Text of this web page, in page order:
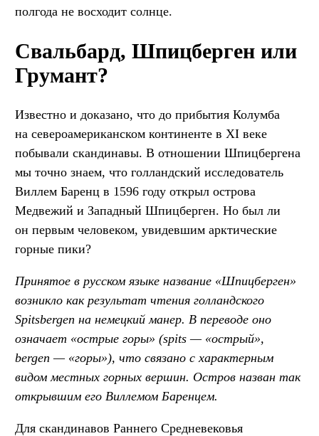
полгода не восходит солнце.
Свальбард, Шпицберген или
Грумант?
Известно и доказано, что до прибытия Колумба
на североамериканском континенте в XI веке
побывали скандинавы. В отношении Шпицбергена
мы точно знаем, что голландский исследователь
Виллем Баренц в 1596 году открыл острова
Медвежий и Западный Шпицберген. Но был ли
он первым человеком, увидевшим арктические
горные пики?
Принятое в русском языке название «Шпицберген»
возникло как результат чтения голландского
Spitsbergen на немецкий манер. В переводе оно
означает «острые горы» (spits — «острый»,
bergen — «горы»), что связано с характерным
видом местных горных вершин. Остров назван так
открывшим его Виллемом Баренцем.
Для скандинавов Раннего Средневековья